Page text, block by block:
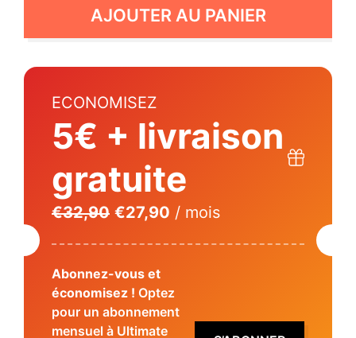
Ultimate
AJOUTER AU PANIER
ECONOMISEZ
5€ + livraison
gratuite
€32,90 Le
était :
€32,90.
€27,90 Le
€27,90.
/ mois
Abonnez-vous et
économisez ! Optez
pour un abonnement
mensuel à Ultimate